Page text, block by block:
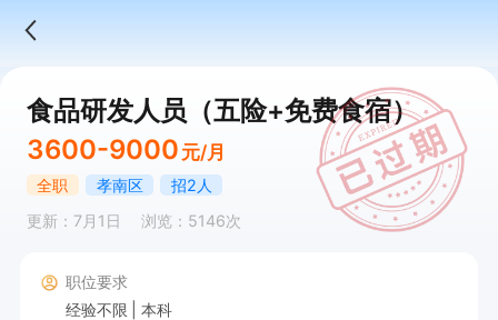
食品研发人员（五险+免费食宿）
3600-9000 元/月
全职 孝南区
招2人
更新：7月1日
浏览：5146次
职位要求
经验不限
本科